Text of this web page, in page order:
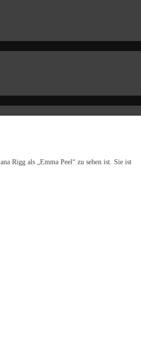
Rigg als „Emma Peel“ zu sehen ist. Sie ist